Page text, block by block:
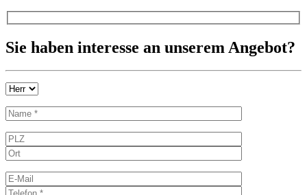
Sie haben interesse an unserem Angebot?